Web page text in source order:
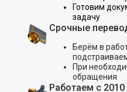
Готовим
задачу
Срочные
Берём в
При
обращения
Работаем с 2010